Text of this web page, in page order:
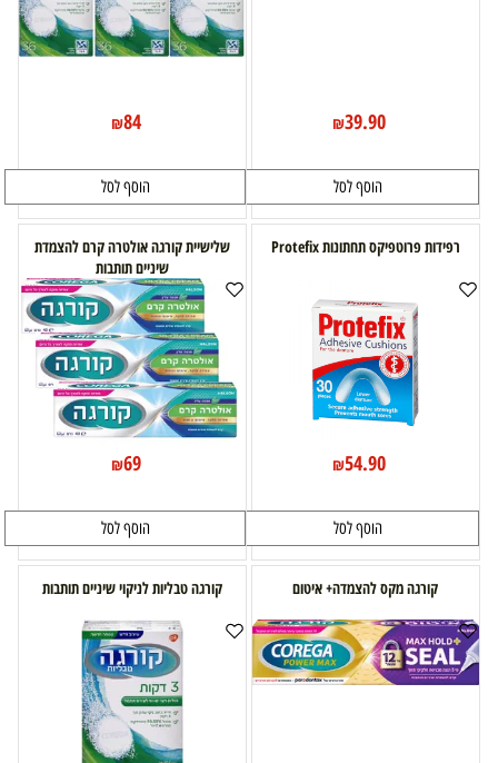
₪39.90
הוסף לסל
₪84
הוסף לסל
רפידות פרוטפיקס תחתונות Protefix
₪54.90
הוסף לסל
שלישיית קורגה אולטרה קרם להצמדת
שיניים תותבות
₪69
הוסף לסל
קורגה מקס להצמדה+ איטום קורגה טבליות לניקוי שיניים תותבות